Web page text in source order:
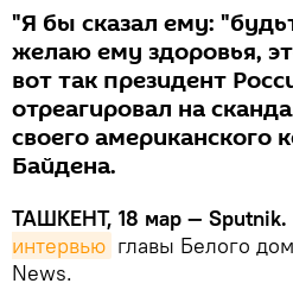
"Я бы сказал ему:
желаю ему здоровья,
вот так президент
отреагировал на
своего американского
Байдена.
ТАШКЕНТ, 18 мар — Sputnik.
интервью главы Белого
News.